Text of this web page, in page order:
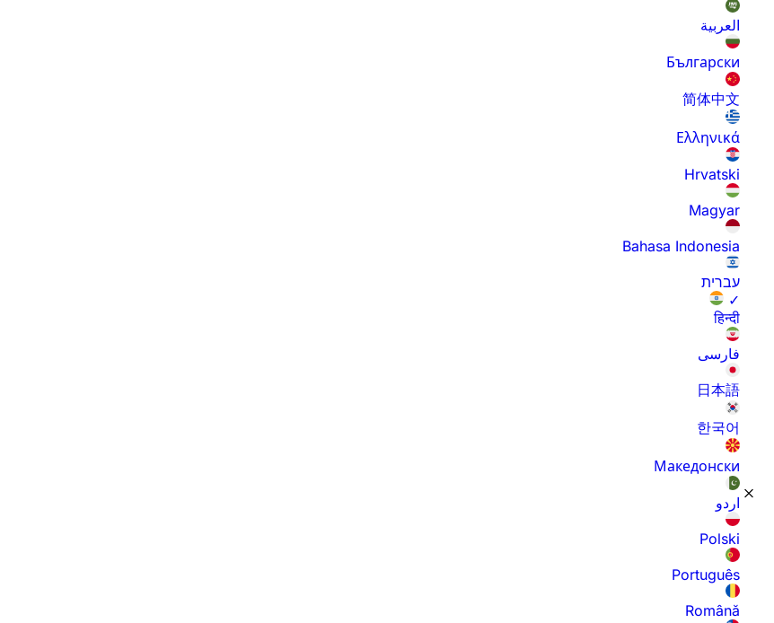
العربية
Български
简体中文
Ελληνικά
Hrvatski
Magyar
Bahasa Indonesia
עברית
✓
हिन्दी
فارسی
日本語
한국어
Македонски
اردو
Polski
Português
Română